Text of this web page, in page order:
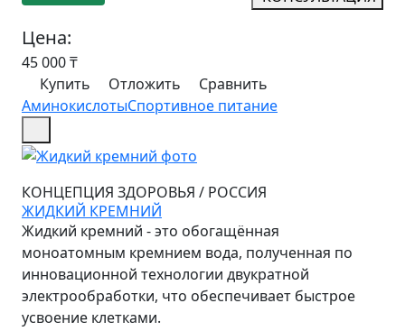
Цена:
45 000₸
Купить
Отложить
Сравнить
АминокислотыСпортивное питание
КОНЦЕПЦИЯ ЗДОРОВЬЯ / РОССИЯ
ЖИДКИЙ КРЕМНИЙ
Жидкий кремний - это обогащённая
моноатомным кремнием вода, полученная по
инновационной технологии двукратной
электрообработки, что обеспечивает быстрое
усвоение клетками.